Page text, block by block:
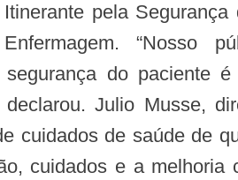
pela
“Nosso
do paciente
Julio Musse,
cuidados de saúde de
cuidados e a